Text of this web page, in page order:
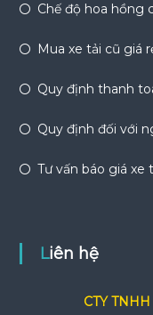
Chế độ hoa hồng
Mua xe tải cũ giá
Quy định thanh
Quy định đối với
Tư vấn báo giá xe
Liên hệ
CTY